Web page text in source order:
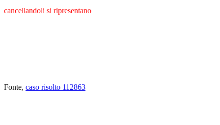
cancellandoli si ripresentano
Fonte, caso risolto 112863